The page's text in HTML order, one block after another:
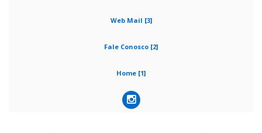
Web Mail [3]
Fale Conosco [2]
Home [1]